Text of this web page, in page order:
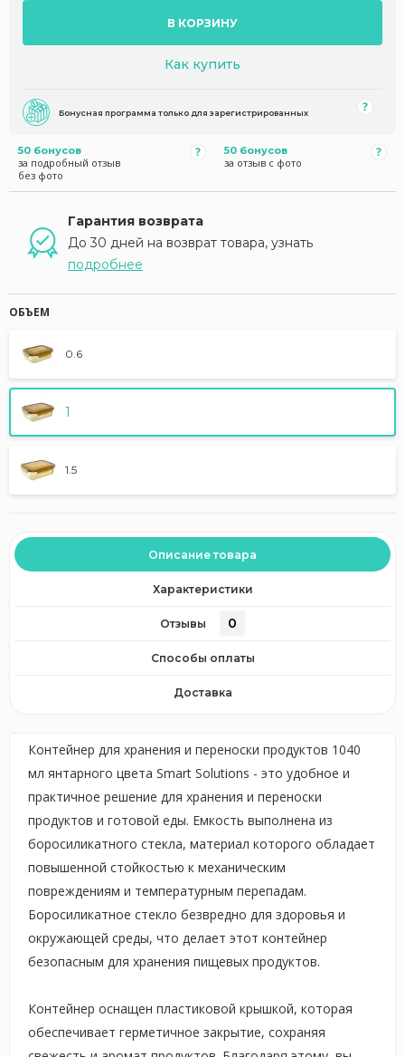
В КОРЗИНУ
Как купить
Бонусная программа только для зарегистрированных
50 бонусов
за подробный отзыв
без фото
50 бонусов
за отзыв с фото
Гарантия возврата
До 30 дней на возврат товара, узнать
подробнее
ОБЪЕМ
0.6
1
1.5
Описание товара
Характеристики
Отзывы 0
Способы оплаты
Доставка
Контейнер для хранения и переноски продуктов 1040
мл янтарного цвета Smart Solutions - это удобное и
практичное решение для хранения и переноски
продуктов и готовой еды. Емкость выполнена из
боросиликатного стекла, материал которого обладает
повышенной стойкостью к механическим
повреждениям и температурным перепадам.
Боросиликатное стекло безвредно для здоровья и
окружающей среды, что делает этот контейнер
безопасным для хранения пищевых продуктов.
Контейнер оснащен пластиковой крышкой, которая
обеспечивает герметичное закрытие, сохраняя